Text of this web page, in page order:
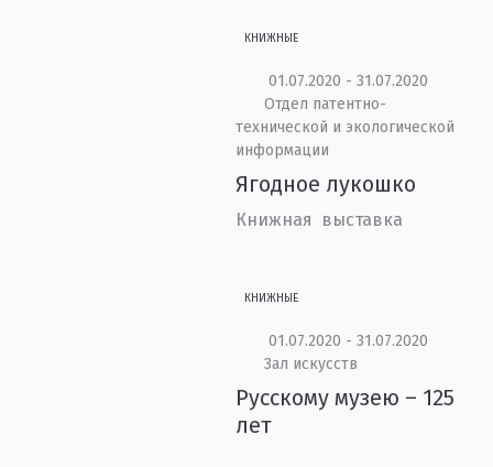
КНИЖНЫЕ
01.07.2020 - 31.07.2020
Отдел патентно-
технической и экологической
информации
Ягодное лукошко
Книжная выставка
КНИЖНЫЕ
01.07.2020 - 31.07.2020
Зал искусств
Русскому музею – 125
лет